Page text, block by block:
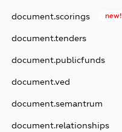
document.scorings new!
document.tenders
document.publicfunds
document.ved
document.semantrum
document.relationships